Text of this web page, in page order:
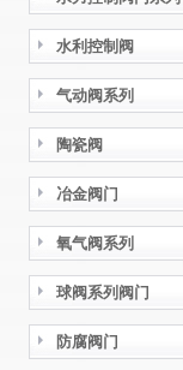
水利控制阀
气动阀系列
陶瓷阀
冶金阀门
氧气阀系列
球阀系列阀门
防腐阀门